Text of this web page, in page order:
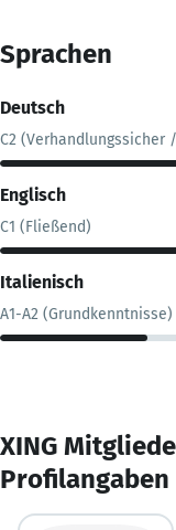
Sprachen
Deutsch
C2 (Verhandlungssicher
Englisch
C1 (Fließend)
Italienisch
A1-A2 (Grundkenntnisse)
XING
Profilangaben